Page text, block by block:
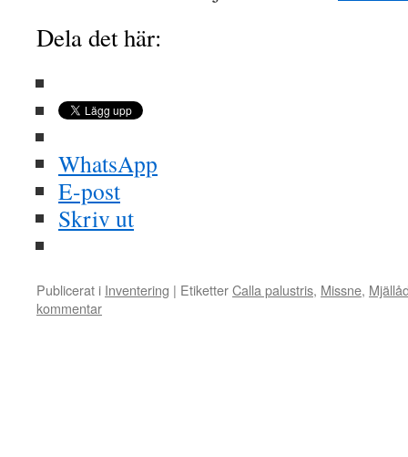
Dela det här:
WhatsApp
E-post
Skriv ut
Publicerat i Inventering | EtiketterCalla palustris, Missne,
kommentar